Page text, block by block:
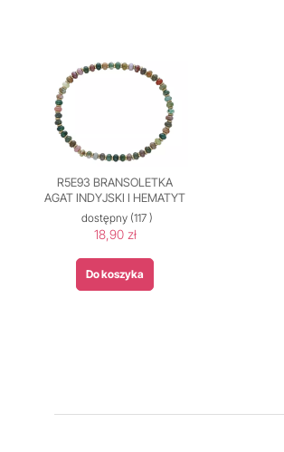
R5E93 BRANSOLETKA
AGAT INDYJSKI I HEMATYT
dostępny (117 )
18,90 zł
Do koszyka